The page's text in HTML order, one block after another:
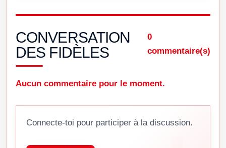
CONVERSATION
DES FIDÈLES
0
commentaire(s)
Aucun commentaire pour le moment.
Connecte-toi pour participer à la discussion.